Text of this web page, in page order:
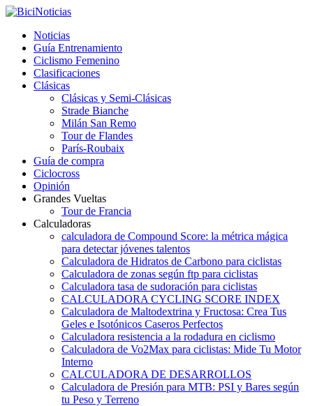
Noticias
Guía Entrenamiento
Ciclismo Femenino
Clasificaciones
Clásicas
Clásicas y Semi-Clásicas
Strade Bianche
Milán San Remo
Tour de Flandes
París-Roubaix
Guía de compra
Ciclocross
Opinión
Grandes Vueltas
Tour de Francia
Calculadoras
calculadora de Compound Score: la métrica mágica
para detectar jóvenes talentos
Calculadora de Hidratos de Carbono para ciclistas
Calculadora de zonas según ftp para ciclistas
Calculadora tasa de sudoración para ciclistas
CALCULADORA CYCLING SCORE INDEX
Calculadora de Maltodextrina y Fructosa: Crea Tus
Geles e Isotónicos Caseros Perfectos
Calculadora resistencia a la rodadura en ciclismo
Calculadora de Vo2Max para ciclistas: Mide Tu Motor
Interno
CALCULADORA DE DESARROLLOS
Calculadora de Presión para MTB: PSI y Bares según
tu Peso y Terreno